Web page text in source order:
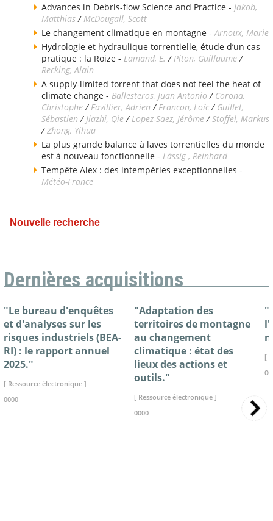
Advances in Debris-flow Science and Practice - Jakob,
Matthias/McDougall, Scott
Le changement climatique en montagne -Arnoux, Marie
Hydrologie et hydraulique torrentielle, étude d’un cas
pratique : la Roize - Lamand, E. / Piton, Guillaume/
Recking, Alain
A supply-limited torrent that does not feel the heat of
climate change - Ballesteros, Juan Antonio / Corona,
Christophe/ Favillier, Adrien / Francon, Loïc/ Guillet,
Sébastien / Jiazhi, Qie/ Lopez-Saez, Jérôme/Stoffel, Markus
/Zhong, Yihua
La plus grande balance à laves torrentielles du monde
est à nouveau fonctionnelle - Lässig , Reinhard
Tempête Alex : des intempéries exceptionnelles -
Météo-France
Nouvelle recherche
Dernières acquisitions
"Le bureau d'enquêtes
et d'analyses sur les
risques industriels (BEA-
RI) : le rapport annuel
2025."
[ Ressource électronique ]
0000
"Adaptation des
territoires de montagne
au changement
climatique : état des
lieux des actions et
outils."
[ Ressource électronique ]
0000
[